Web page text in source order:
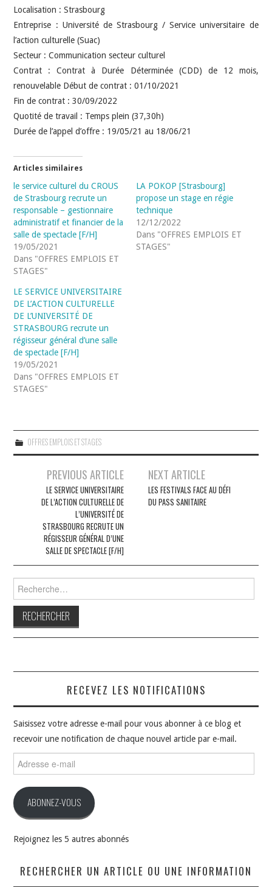
Localisation : Strasbourg
Entreprise : Université de Strasbourg / Service universitaire de
l’action culturelle (Suac)
Secteur : Communication secteur culturel
Contrat : Contrat à Durée Déterminée (CDD) de 12 mois,
renouvelable Début de contrat : 01/10/2021
Fin de contrat : 30/09/2022
Quotité de travail : Temps plein (37,30h)
Durée de l’appel d’offre : 19/05/21 au 18/06/21
Articles similaires
le service culturel du CROUS
de Strasbourg recrute un
responsable – gestionnaire
administratif et financier de la
salle de spectacle [F/H]
19/05/2021
Dans "OFFRES EMPLOIS ET
STAGES"
LA POKOP [Strasbourg]
propose un stage en régie
technique
12/12/2022
Dans "OFFRES EMPLOIS ET
STAGES"
LE SERVICE UNIVERSITAIRE
DE L’ACTION CULTURELLE
DE L’UNIVERSITÉ DE
STRASBOURG recrute un
régisseur général d’une salle
de spectacle [F/H]
19/05/2021
Dans "OFFRES EMPLOIS ET
STAGES"
OFFRES EMPLOIS ET STAGES
Navigation
articles
PREVIOUS ARTICLE
LE SERVICE UNIVERSITAIRE
DE L’ACTION CULTURELLE DE
L’UNIVERSITÉ DE
STRASBOURG RECRUTE UN
RÉGISSEUR GÉNÉRAL D’UNE
SALLE DE SPECTACLE [F/H]
NEXT ARTICLE
LES FESTIVALS FACE AU DÉFI
DU PASS SANITAIRE
RECEVEZ LES NOTIFICATIONS
Saisissez votre adresse e-mail pour vous abonner à ce blog et
recevoir une notification de chaque nouvel article par e-mail.
e-
ABONNEZ-VOUS
Rejoignez les 5 autres abonnés
RECHERCHER UN ARTICLE OU UNE INFORMATION